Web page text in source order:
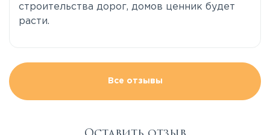
строительства дорог, домов ценник будет
расти.
Все отзывы